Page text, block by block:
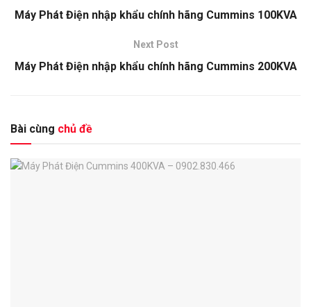
Máy Phát Điện nhập khẩu chính hãng Cummins 100KVA
Next Post
Máy Phát Điện nhập khẩu chính hãng Cummins 200KVA
Bài cùng chủ đề